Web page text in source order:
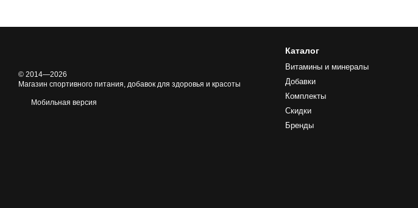
© 2014—2026
Магазин спортивного питания, добавок для здоровья и красоты
Мобильная версия
Каталог
Витамины и минералы
Добавки
Комплекты
Скидки
Бренды